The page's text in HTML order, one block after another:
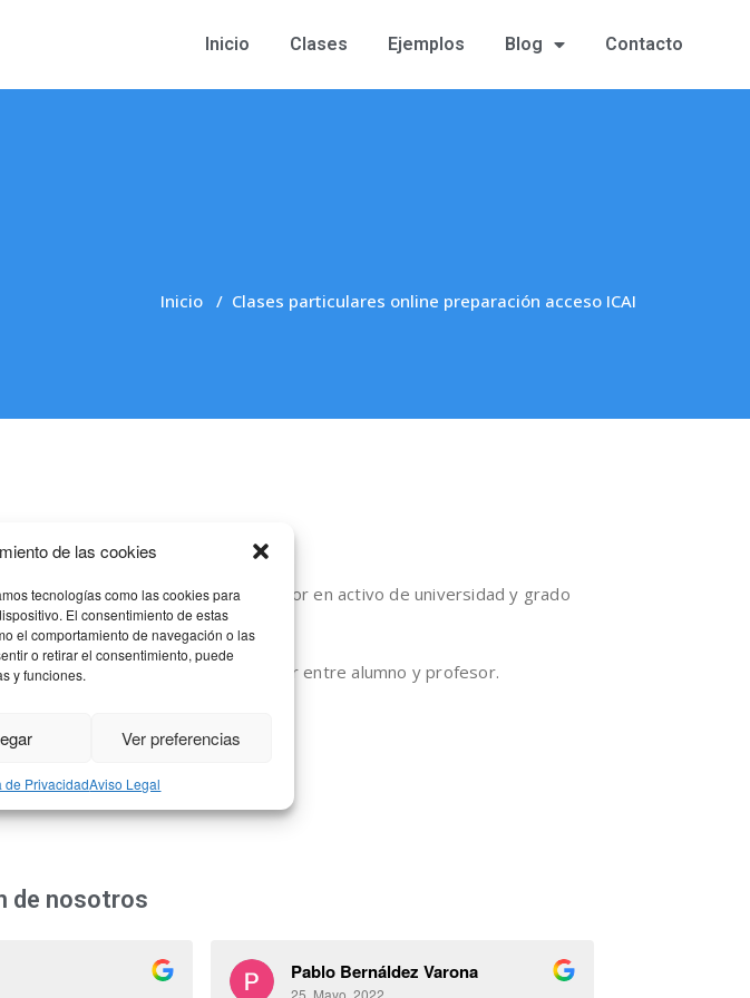
de las cookies
tecnologías como las cookies para
El consentimiento de estas
el comportamiento de navegación o las
o retirar el consentimiento, puede
y funciones.
Ver preferencias
de PrivacidadAviso Legal
Inicio Clases Ejemplos Blog Contacto
Inicio / Clases particulares online preparación acceso ICAI
siguiente link:
los años, ingeniero de ICAI, profesor en activo de universidad y grado
en horario de 10 a 14h, a convenir entre alumno y profesor.
de nosotros
Pablo Bernáldez Varona
25. Mayo, 2022.